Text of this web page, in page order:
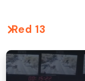
Red 13